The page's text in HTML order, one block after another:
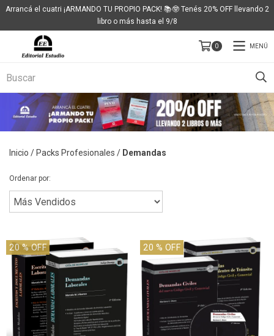
Arrancá el cuatri ¡ARMANDO TU PROPIO PACK! 📚🤓 Tenés 20% OFF llevando 2
libro o más hasta el 9/8
0 MENÚ
Inicio / Packs Profesionales / Demandas
Ordenar por:
20 % OFF 20 % OFF